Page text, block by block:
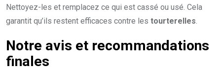
Nettoyez-les et remplacez ce qui est cassé ou usé. Cela
garantit qu’ils restent efficaces contre les tourterelles.
Notre avis et recommandations
finales